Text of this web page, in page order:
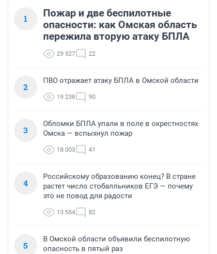
1
Пожар и две беспилотные
опасности: как Омская область
пережила вторую атаку БПЛА
29 527 22
2
ПВО отражает атаку БПЛА в Омской области
19 238 90
3
Обломки БПЛА упали в поле в окрестностях
Омска — вспыхнул пожар
18 003 41
4
Российскому образованию конец? В стране
растет число стобалльников ЕГЭ — почему
это не повод для радости
13 554 82
5
В Омской области объявили беспилотную
опасность в пятый раз